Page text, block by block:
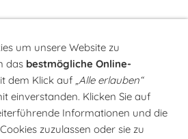
um unsere Website zu
das bestmögliche Online-
dem Klick auf „Alle erlauben“
einverstanden. Klicken Sie auf
Informationen und die
zuzulassen oder sie zu